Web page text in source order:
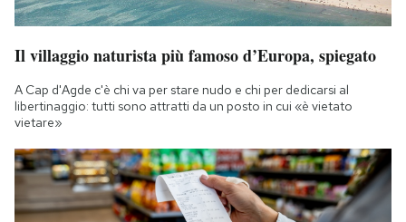
Il villaggio naturista più famoso d’Europa, spiegato
A Cap d'Agde c'è chi va per stare nudo e chi per dedicarsi al
libertinaggio: tutti sono attratti da un posto in cui «è vietato
vietare»